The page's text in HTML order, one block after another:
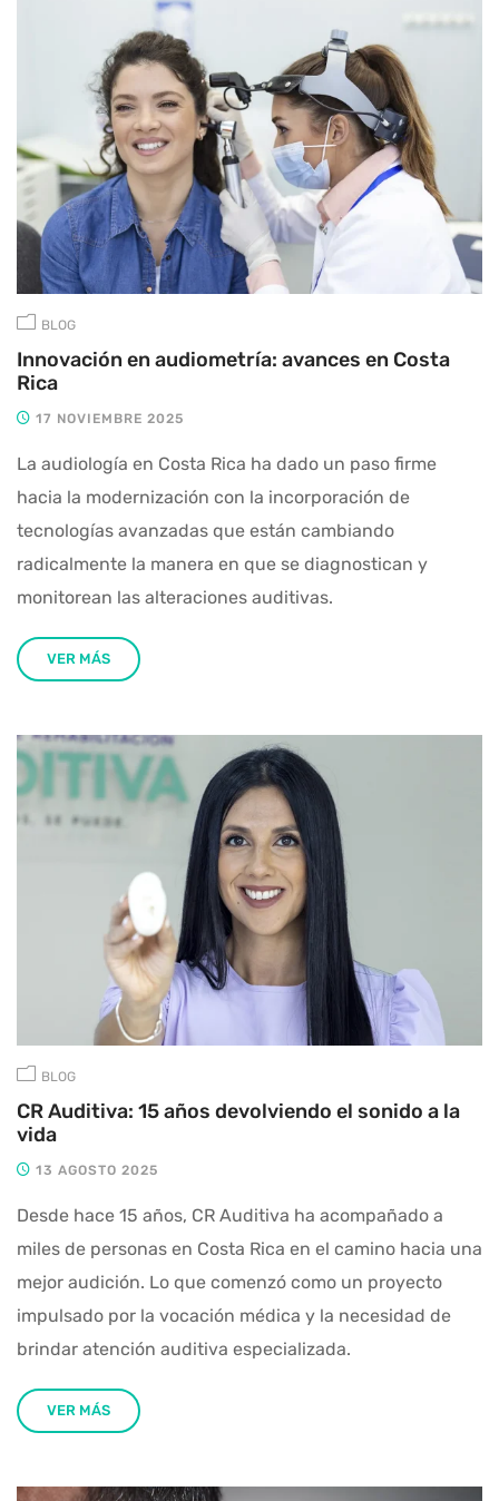
BLOG
Innovación en audiometría: avances en Costa
Rica
17 NOVIEMBRE 2025
La audiología en Costa Rica ha dado un paso firme
hacia la modernización con la incorporación de
tecnologías avanzadas que están cambiando
radicalmente la manera en que se diagnostican y
monitorean las alteraciones auditivas.
VER MÁS
BLOG
CR Auditiva: 15 años devolviendo el sonido a la
vida
13 AGOSTO 2025
Desde hace 15 años, CR Auditiva ha acompañado a
miles de personas en Costa Rica en el camino hacia una
mejor audición. Lo que comenzó como un proyecto
impulsado por la vocación médica y la necesidad de
brindar atención auditiva especializada.
VER MÁS